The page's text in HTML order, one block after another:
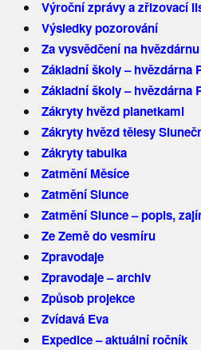
Výroční zprávy a zřizovací
Výsledky pozorování
Za vysvědčení na hvězdárnu
Základní školy – hvězdárna
Základní školy – hvězdárna
Zákryty hvězd planetkami
Zákryty hvězd tělesy
Zákryty tabulka
Zatmění Měsíce
Zatmění Slunce
Zatmění Slunce – popis,
Ze Země do vesmíru
Zpravodaje
Zpravodaje – archiv
Způsob projekce
Zvídavá Eva
Expedice – aktuální ročník